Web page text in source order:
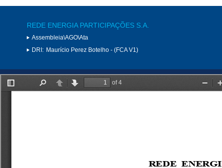
REDE ENERGIA PARTICIPAÇÕES S.A.
Assembleia\AGO\Ata
DRI: Maurício Perez Botelho - (FCA V1)